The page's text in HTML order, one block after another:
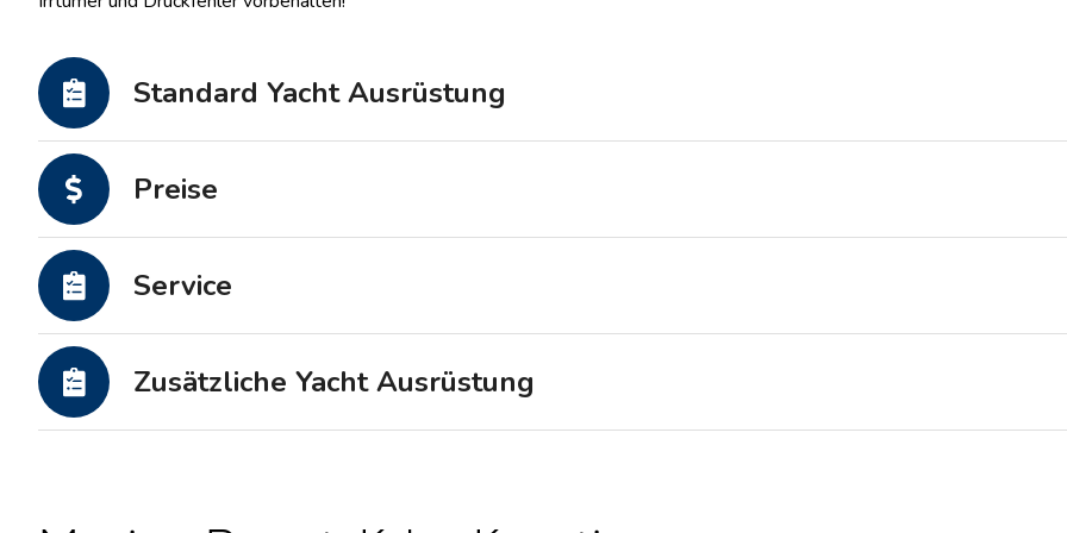
Standard Yacht Ausrüstung
Preise
Service
Zusätzliche Yacht Ausrüstung
Bali Katamarane zur
Istrien Segelregion